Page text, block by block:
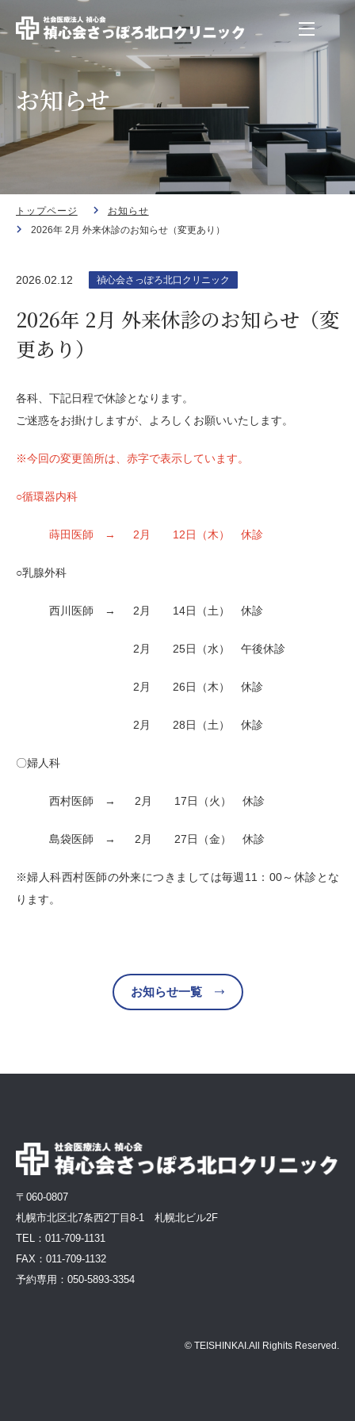
お知らせ
トップページ
お知らせ
2026年 2月 外来休診のお知らせ（変更あり）
2026.02.12 禎心会さっぽろ北口クリニック
2026年 2月 外来休診のお知らせ（変
更あり）
各科、下記日程で休診となります。
ご迷惑をお掛けしますが、よろしくお願いいたします。
※今回の変更箇所は、赤字で表示しています。
○循環器内科
蒔田医師 → 2月 12日（木） 休診
○乳腺外科
西川医師 → 2月 14日（土） 休診
2月 25日（水） 午後休診
2月 26日（木） 休診
2月 28日（土） 休診
〇婦人科
西村医師 → 2月 17日（火） 休診
島袋医師 → 2月 27日（金） 休診
※婦人科西村医師の外来につきましては毎週11：00～休診とな
ります。
お知らせ一覧
〒060-0807
札幌市北区北7条西2丁目8-1 札幌北ビル2F
TEL： 011-709-1131
FAX：011-709-1132
予約専用： 050-5893-3354
© TEISHINKAI.All Righits Reserved.